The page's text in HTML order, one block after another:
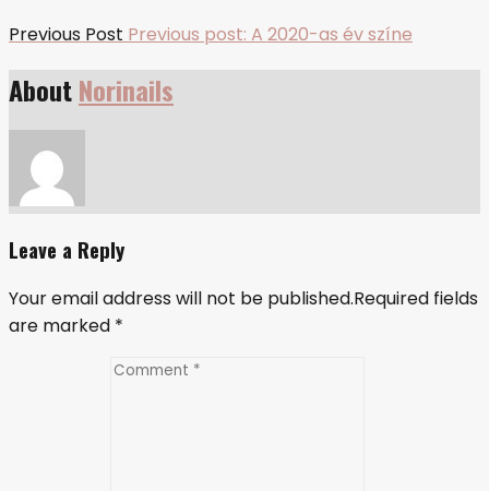
Previous Post Previous post: A 2020-as év színe
AboutNorinails
Leave a Reply
Your email address will not be published.Required fields
are marked *